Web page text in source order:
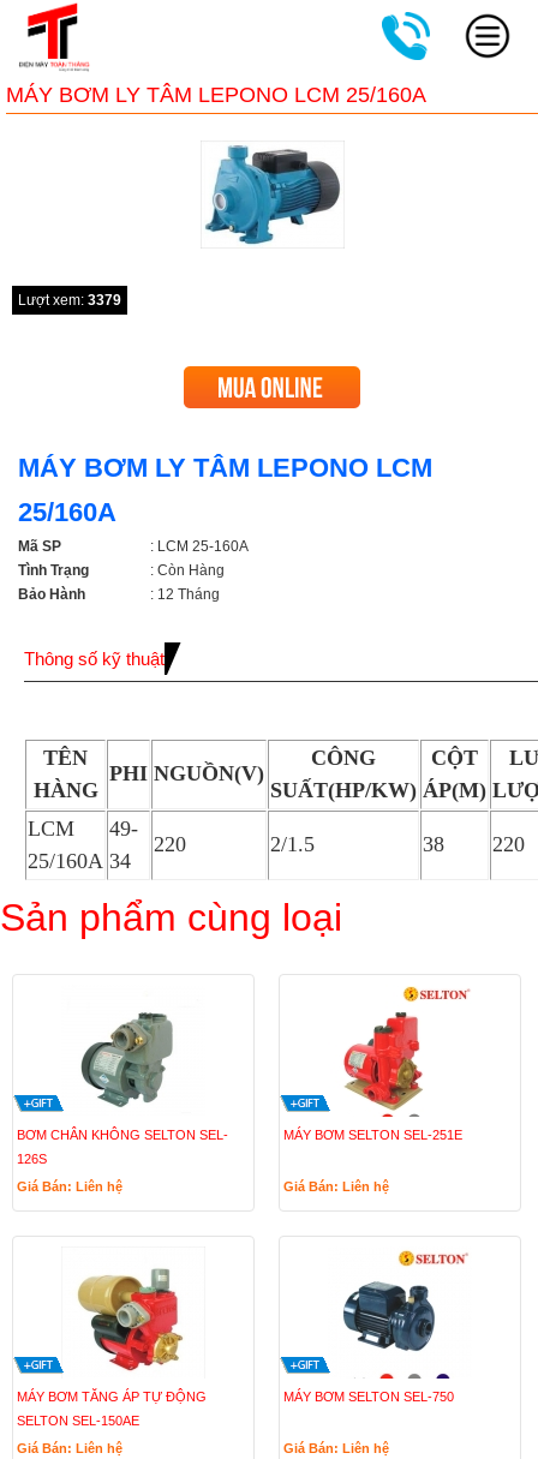
MÁY BƠM LY TÂM LEPONO LCM 25/160A
Lượt xem: 3379
MÁY BƠM LY TÂM LEPONO LCM
25/160A
Mã SP
: LCM 25-160A
Tình Trạng
: Còn Hàng
Bảo Hành
: 12 Tháng
Thông số kỹ thuật
TÊN
HÀNG
PHI NGUỒN(V)
CÔNG
SUẤT(HP/KW)
CỘT
ÁP(M)
LCM
25/160A
49-
34
220 2/1.5 38 220
Sản phẩm cùng loại
BƠM CHÂN KHÔNG SELTON SEL-
126S
Giá Bán: Liên hệ
MÁY BƠM SELTON SEL-251E
Giá Bán: Liên hệ
MÁY BƠM TĂNG ÁP TỰ ĐỘNG
SELTON SEL-150AE
Giá Bán: Liên hệ
MÁY BƠM SELTON SEL-750
Giá Bán: Liên hệ